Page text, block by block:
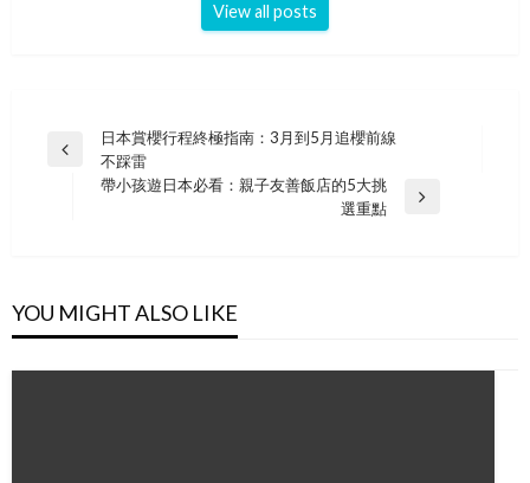
View all posts
Post
navigation
Previous
日本賞櫻行程終極指南：3月到5月追櫻前線
不踩雷
帶小孩遊日本必看：親子友善飯店的5大挑
選重點
YOU MIGHT ALSO LIKE